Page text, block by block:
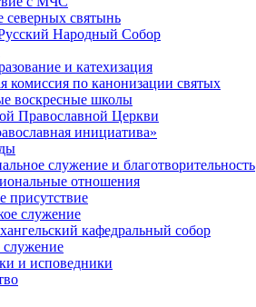
северных святынь
Народный Собор
и катехизация
комиссия по канонизации святых
воскресные школы
Православной Церкви
инициатива»
служение и благотворительность
отношения
присутствие
служение
кафедральный собор
и исповедники